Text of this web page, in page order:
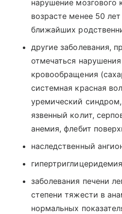
нарушение мозгового
возрасте менее 50
ближайших
другие заболевания,
отмечаться
кровообращения
системная красная
уремический
язвенный колит,
анемия, флебит
наследственный
заболевания печени
степени тяжести в
нормальных